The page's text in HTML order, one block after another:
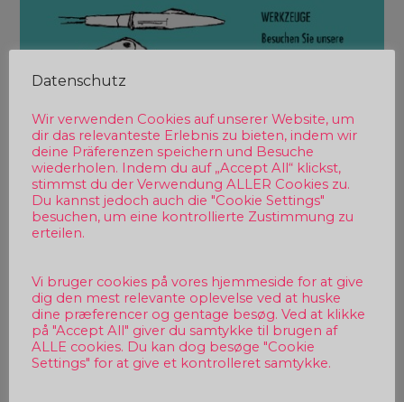
Datenschutz
Wir verwenden Cookies auf unserer Website, um
dir das relevanteste Erlebnis zu bieten, indem wir
deine Präferenzen speichern und Besuche
wiederholen. Indem du auf „Accept All“ klickst,
stimmst du der Verwendung ALLER Cookies zu.
Du kannst jedoch auch die "Cookie Settings"
besuchen, um eine kontrollierte Zustimmung zu
erteilen.
Vi bruger cookies på vores hjemmeside for at give
dig den mest relevante oplevelse ved at huske
dine præferencer og gentage besøg. Ved at klikke
på "Accept All" giver du samtykke til brugen af
ALLE cookies. Du kan dog besøge "Cookie
Settings" for at give et kontrolleret samtykke.